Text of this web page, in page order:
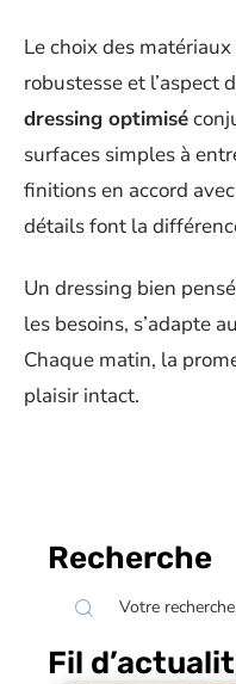
Le choix des
robustesse et l’aspect
dressing optimisé
surfaces simples à
finitions en accord
détails font la
Un dressing bien
les besoins, s’adapte
Chaque matin, la
plaisir intact.
Recherche
Fil